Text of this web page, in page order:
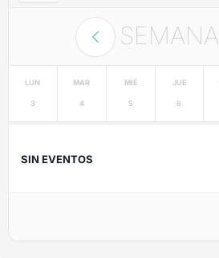
SEMANA
LUN
3
MAR
4
MIÉ
5
JUE
6
SIN EVENTOS